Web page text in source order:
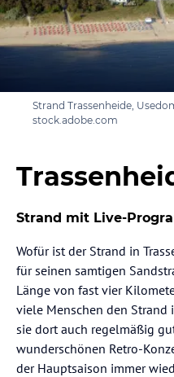
Strand Trassenheide,
stock.adobe.com
Strand mit Live-
Wofür ist der Strand in
für seinen samtigen
Länge von fast vier
viele Menschen den
sie dort auch regelmäßig
wunderschönen Retro-
der Hauptsaison immer